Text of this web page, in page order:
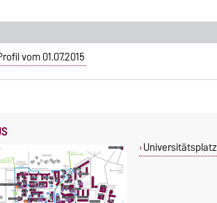
vom 01.07.2015
Universitätsplatz